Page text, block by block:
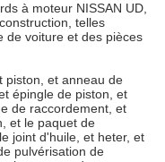
à moteur NISSAN UD,
telles
de voiture et des pièces
piston, et anneau de
épingle de piston, et
de raccordement, et
et le paquet de
joint d'huile, et heter, et
pulvérisation de